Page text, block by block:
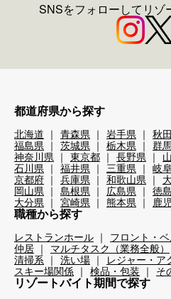
SNSをフォローしてリゾ
都道府県から探す
北海道 青森県 岩手県 秋
福島県
茨城県 栃木県 群
神奈川県
東京都 長野県
石川県
福井県 三重県 岐
京都府
兵庫県 和歌山県
岡山県
島根県 広島県 徳
大分県
宮崎県 熊本県 鹿
職種から探す
レストランホール フロント・
仲居
マルチタスク（業務全般）
清掃系
洗い場
レジャー・ア
スキー場関係
検品・包装 そ
リゾートバイト期間で探す